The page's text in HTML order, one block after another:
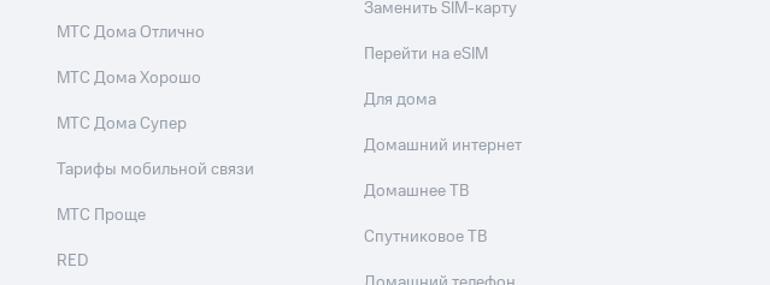
МТС Дома Отлично
МТС Дома Хорошо
МТС Дома Супер
Тарифы мобильной связи
МТС Проще
RED
Заменить SIM-карту
Перейти на eSIM
Для дома
Домашний интернет
Домашнее ТВ
Спутниковое ТВ